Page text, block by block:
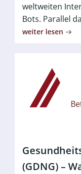
weltweiten
Bots. Parallel
weiter lesen
(GDNG) –